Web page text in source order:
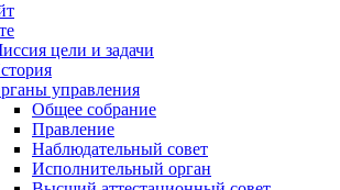
цели и задачи
управления
Общее собрание
Правление
Наблюдательный совет
Исполнительный орган